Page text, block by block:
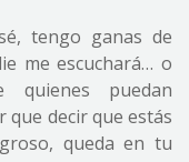
tengo ganas de
me escuchará… o
puedan
que decir que estás
queda en tu